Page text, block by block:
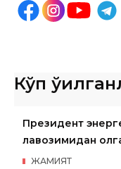
Кўп
Президент
лавозимидан
ЖАМИЯТ